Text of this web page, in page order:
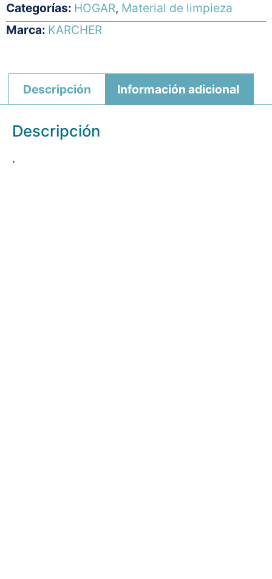
Categorías: HOGAR, Material de limpieza
Marca: KARCHER
Descripción Información adicional
Descripción
.